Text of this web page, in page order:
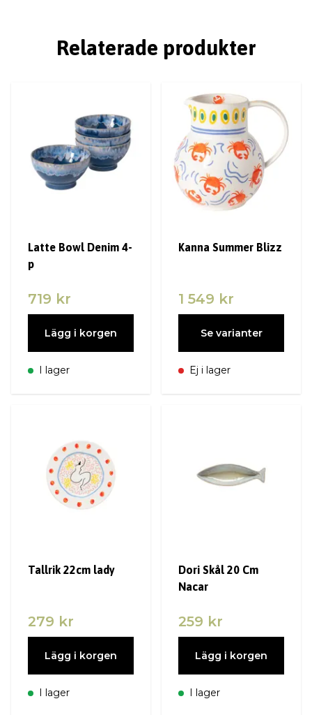
Relaterade produkter
Latte Bowl Denim 4-
p
719 kr
Lägg i korgen
I lager
Kanna Summer Blizz
1 549 kr
Se varianter
Ej i lager
Tallrik 22cm lady
279 kr
Lägg i korgen
I lager
Dori Skål 20 Cm
Nacar
259 kr
Lägg i korgen
I lager